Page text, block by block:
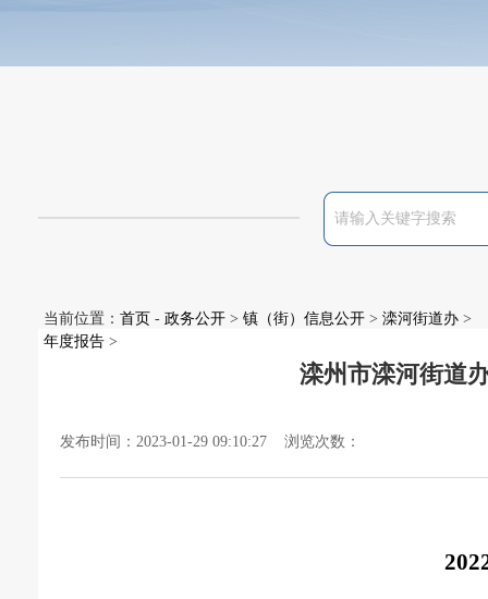
当前位置： 首页 - 政务公开 > 镇（街）信息公开 > 滦河街道办 >
年度报告 >
滦州市滦河街道
发布时间：2023-01-29 09:10:27 浏览次数：